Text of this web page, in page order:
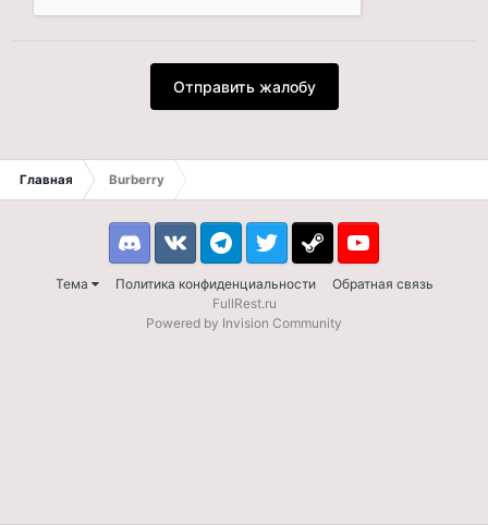
Отправить жалобу
Главная Burberry
Тема Политика конфиденциальности Обратная связь
DiscordVK TelegramTwitter Steam Youtube
FullRest.ru
Powered by Invision Community